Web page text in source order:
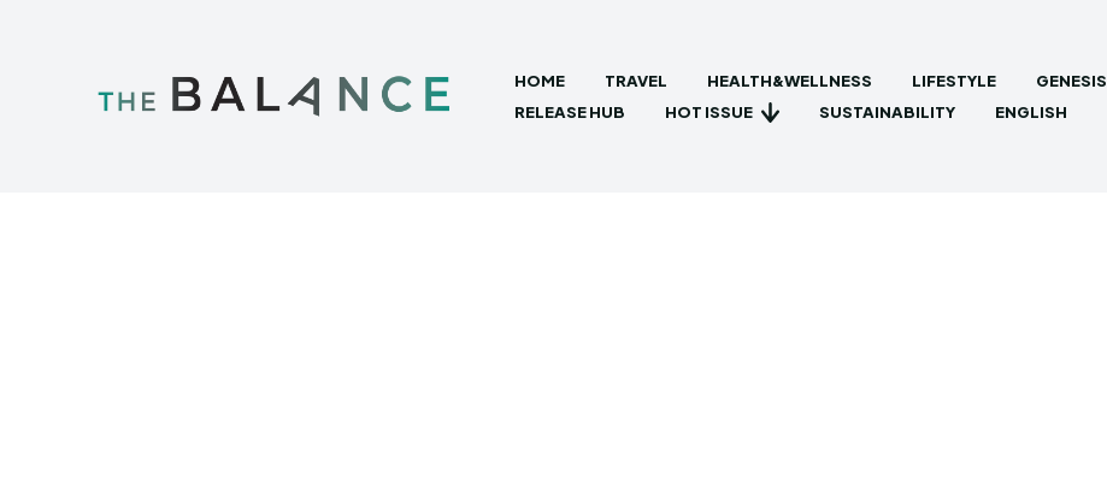
HOME TRAVEL HEALTH&WELLNESS LIFESTYLE GENESIS
RELEASE HUB
HOT ISSUE SUSTAINABILITY ENGLISH